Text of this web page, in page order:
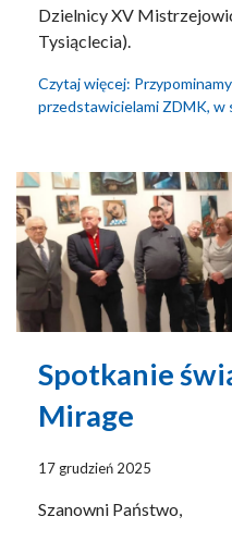
Dzielnicy XV
Tysiąclecia).
Czytaj więcej:
przedstawicielami ZDMK,
Spotkanie
Mirage
17 grudzień 2025
Szanowni Państwo,